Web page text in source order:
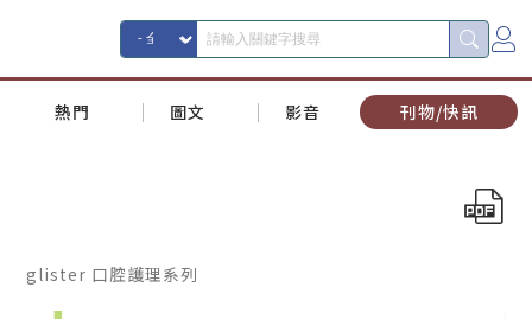
熱門 圖文 影音 刊物/快訊
glister 口腔護理系列